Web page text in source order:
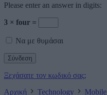
Please enter an answer in digits:
3 × four =
Να με θυμάσαι
Ξεχάσατε τον κωδικό σας;
Αρχική
Technology Mobile